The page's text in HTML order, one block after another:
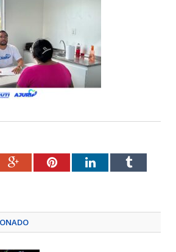
Google+PinterestLinkedInTumblr